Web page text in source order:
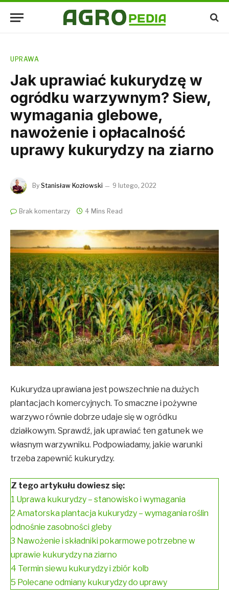
UPRAWA
Jak uprawiać kukurydzę w
ogródku warzywnym? Siew,
wymagania glebowe,
nawożenie i opłacalność
uprawy kukurydzy na ziarno
By Stanisław Kozłowski 9 lutego, 2022
Brak komentarzy 4 Mins Read
Kukurydza uprawiana jest powszechnie na dużych
plantacjach komercyjnych. To smaczne i pożywne
warzywo równie dobrze udaje się w ogródku
działkowym. Sprawdź, jak uprawiać ten gatunek we
własnym warzywniku. Podpowiadamy, jakie warunki
trzeba zapewnić kukurydzy.
Z tego artykułu dowiesz się:
1 Uprawa kukurydzy – stanowisko i wymagania
2 Amatorska plantacja kukurydzy – wymagania roślin
odnośnie zasobności gleby
3 Nawożenie i składniki pokarmowe potrzebne w
uprawie kukurydzy na ziarno
4 Termin siewu kukurydzy i zbiór kolb
5 Polecane odmiany kukurydzy do uprawy